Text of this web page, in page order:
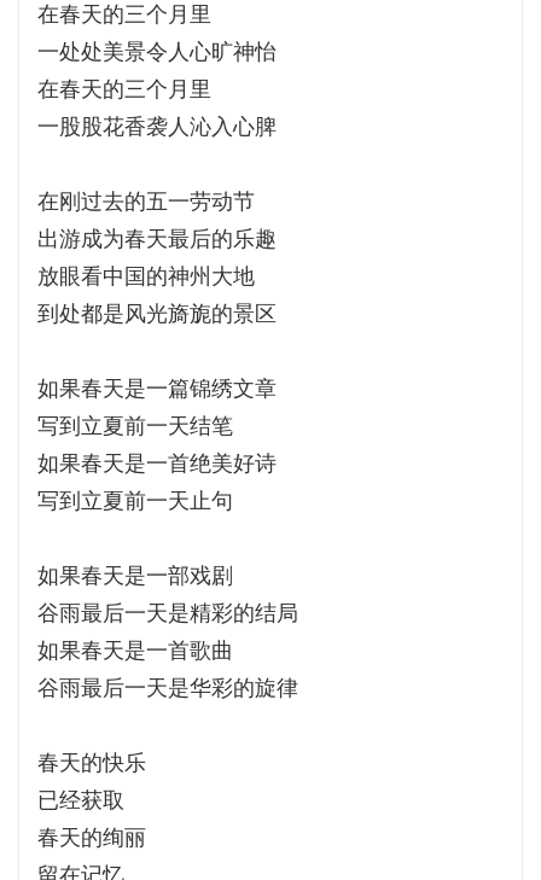
在春天的三个月里
一处处美景令人心旷神怡
在春天的三个月里
一股股花香袭人沁入心脾
在刚过去的五一劳动节
出游成为春天最后的乐趣
放眼看中国的神州大地
到处都是风光旖旎的景区
如果春天是一篇锦绣文章
写到立夏前一天结笔
如果春天是一首绝美好诗
写到立夏前一天止句
如果春天是一部戏剧
谷雨最后一天是精彩的结局
如果春天是一首歌曲
谷雨最后一天是华彩的旋律
春天的快乐
已经获取
春天的绚丽
留在记忆